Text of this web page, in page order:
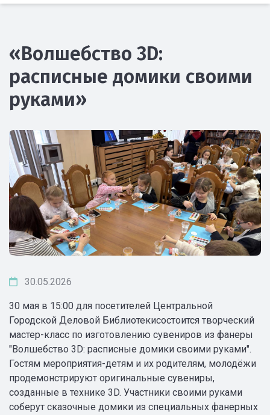
«Волшебство 3D:
расписные домики своими
руками»
30.05.2026
30 мая в 15:00 для посетителей Центральной
Городской Деловой Библиотекисостоится творческий
мастер-класс по изготовлению сувениров из фанеры
"Волшебство 3D: расписные домики своими руками".
Гостям мероприятия-детям и их родителям, молодёжи
продемонстрируют оригинальные сувениры,
созданные в технике 3D. Участники своими руками
соберут сказочные домики из специальных фанерных